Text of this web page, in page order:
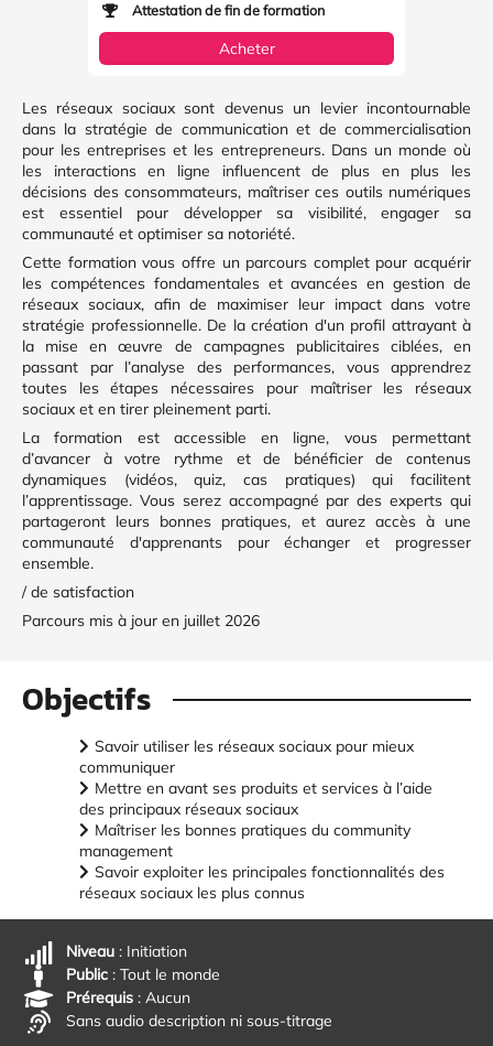
Les réseaux sociaux sont devenus un levier incontournable
dans la stratégie de communication et de commercialisation
pour les entreprises et les entrepreneurs. Dans un monde où
les interactions en ligne influencent de plus en plus les
décisions des consommateurs, maîtriser ces outils numériques
est essentiel pour développer sa visibilité, engager sa
communauté et optimiser sa notoriété.
Cette formation vous offre un parcours complet pour acquérir
les compétences fondamentales et avancées en gestion de
réseaux sociaux, afin de maximiser leur impact dans votre
stratégie professionnelle. De la création d'un profil attrayant à
la mise en œuvre de campagnes publicitaires ciblées, en
passant par l’analyse des performances, vous apprendrez
toutes les étapes nécessaires pour maîtriser les réseaux
sociaux et en tirer pleinement parti.
La formation est accessible en ligne, vous permettant
d’avancer à votre rythme et de bénéficier de contenus
dynamiques (vidéos, quiz, cas pratiques) qui facilitent
l’apprentissage. Vous serez accompagné par des experts qui
partageront leurs bonnes pratiques, et aurez accès à une
communauté d'apprenants pour échanger et progresser
ensemble.
/ de satisfaction
Parcours mis à jour en juillet 2026
Attestation de fin de formation
Acheter
Objectifs
Savoir utiliser les réseaux sociaux pour mieux
communiquer
Mettre en avant ses produits et services à l’aide
des principaux réseaux sociaux
Maîtriser les bonnes pratiques du community
management
Savoir exploiter les principales fonctionnalités des
réseaux sociaux les plus connus
Niveau : Initiation
Public : Tout le monde
Prérequis : Aucun
Sans audio description ni sous-titrage